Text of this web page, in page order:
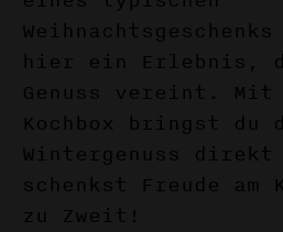
hier ein Erlebnis,
Genuss vereint.
Kochbox bringst du
Wintergenuss direkt
schenkst Freude am
zu Zweit!